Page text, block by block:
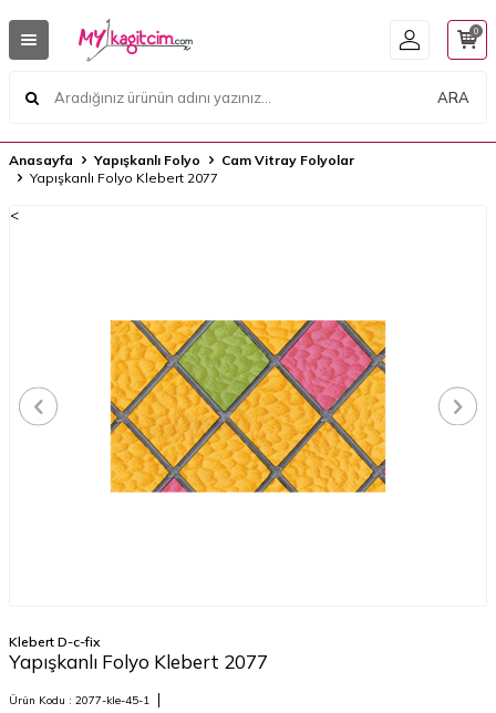
ARA
0
Anasayfa Yapışkanlı Folyo
Cam Vitray Folyolar
Yapışkanlı Folyo Klebert 2077
<
Klebert D-c-fix
Yapışkanlı Folyo Klebert 2077
Ürün Kodu : 2077-kle-45-1